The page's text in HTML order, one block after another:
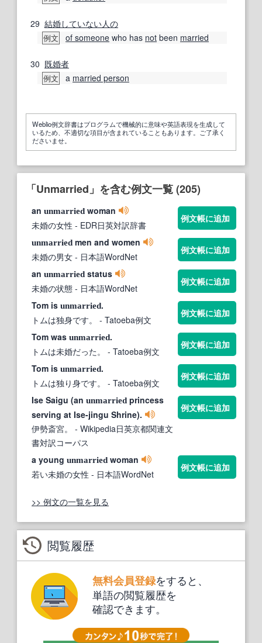
29 結婚していない人の
例文 of someone who has not been married
30 既婚者
例文 a married person
Weblio例文辞書はプログラムで機械的に意味や英語表現を生成して
いるため、不適切な項目が含まれていることもあります。ご了承く
ださいませ。
「Unmarried」を含む例文一覧 (205)
an unmarried woman
未婚の女性 - EDR日英対訳辞書
例文帳に追加
unmarried men and women
未婚の男女 - 日本語WordNet
例文帳に追加
an unmarried status
未婚の状態 - 日本語WordNet
例文帳に追加
Tom is unmarried.
トムは独身です。
- Tatoeba例文
例文帳に追加
Tom was unmarried.
トムは未婚だった。
- Tatoeba例文
例文帳に追加
Tom is unmarried.
トムは独り身です。
- Tatoeba例文
例文帳に追加
Ise Saigu (an unmarried princess
serving at Ise-jingu Shrine).
伊勢斎宮。
- Wikipedia日英京都関連文
書対訳コーパス
例文帳に追加
a young unmarried woman
若い未婚の女性 - 日本語WordNet
例文帳に追加
>> 例文の一覧を見る
閲覧履歴
無料会員登録をすると、
単語の閲覧履歴を
確認できます。